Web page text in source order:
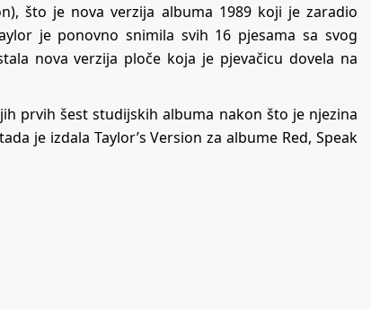
što je nova verzija albuma 1989 koji je zaradio
je ponovno snimila svih 16 pjesama sa svog
nova verzija ploče koja je pjevačicu dovela na
prvih šest studijskih albuma nakon što je njezina
je izdala Taylor’s Version za albume Red, Speak